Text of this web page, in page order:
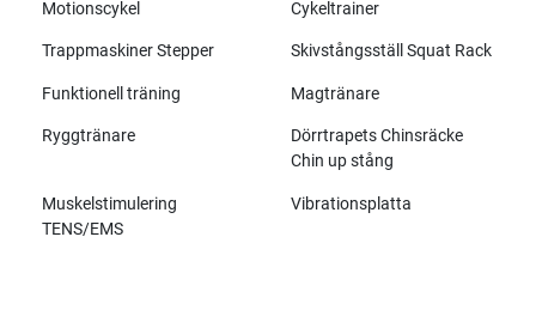
Motionscykel Cykeltrainer
Trappmaskiner Stepper Skivstångsställ Squat Rack
Funktionell träning Magtränare
Ryggtränare
Dörrtrapets Chinsräcke
Chin up stång
Muskelstimulering
TENS/EMS
Vibrationsplatta